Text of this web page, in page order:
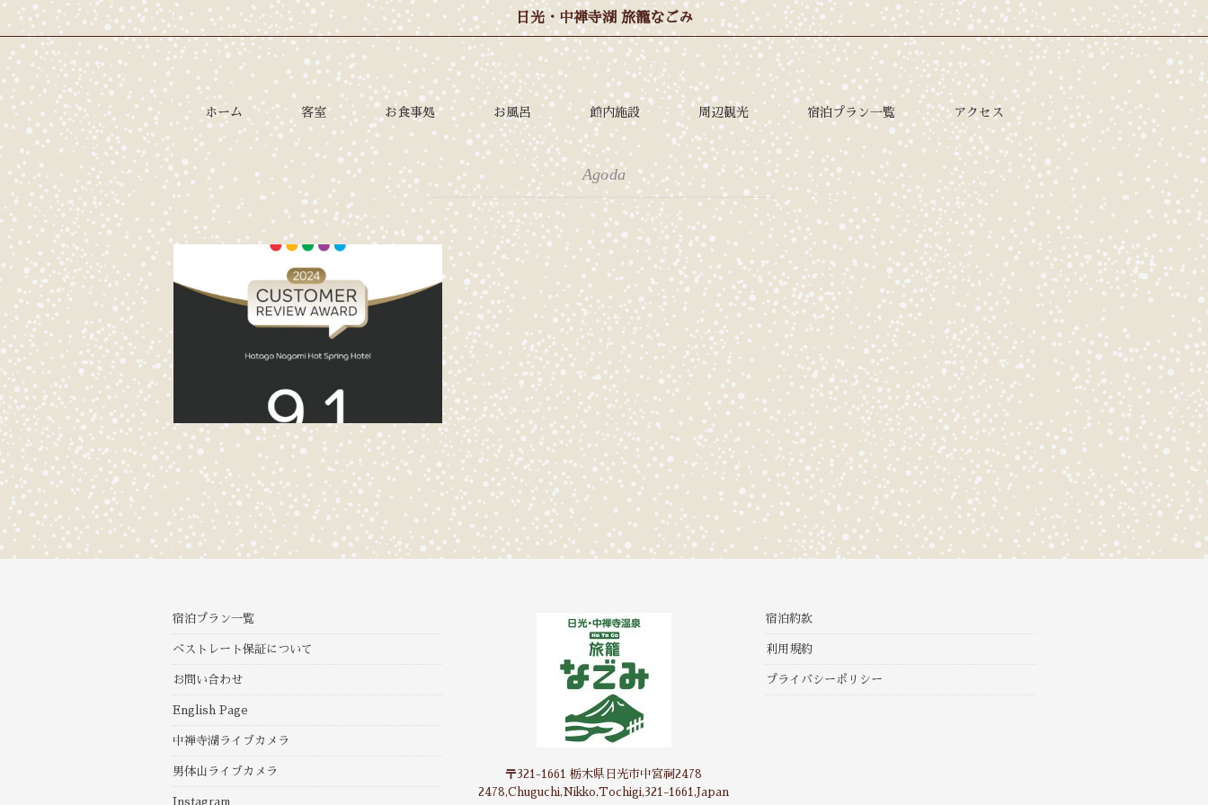
日光・中禅寺湖 旅籠なごみ
ホーム 客室 お食事処 お風呂 館内施設 周辺観光 宿泊プラン一覧 アクセス
Agoda
宿泊プラン一覧
ベストレート保証について
お問い合わせ
English Page
中禅寺湖ライブカメラ
男体山ライブカメラ
Instagram
〒321-1661 栃木県日光市中宮祠2478
2478,Chuguchi,Nikko,Tochigi,321-1661,Japan
宿泊約款
利用規約
プライバシーポリシー